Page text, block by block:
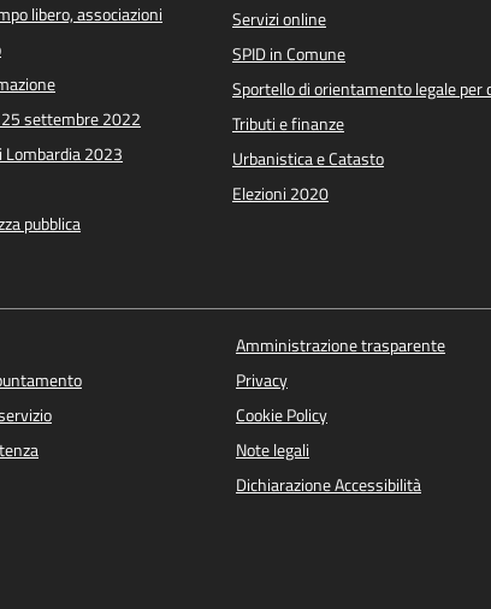
libero, associazioni
settembre 2022
Lombardia 2023
pubblica
Servizi online
SPID in Comune
Sportello di orientamento legale per
Tributi e finanze
Urbanistica e Catasto
Elezioni 2020
Amministrazione trasparente
Privacy
Cookie Policy
Note legali
Dichiarazione Accessibilità